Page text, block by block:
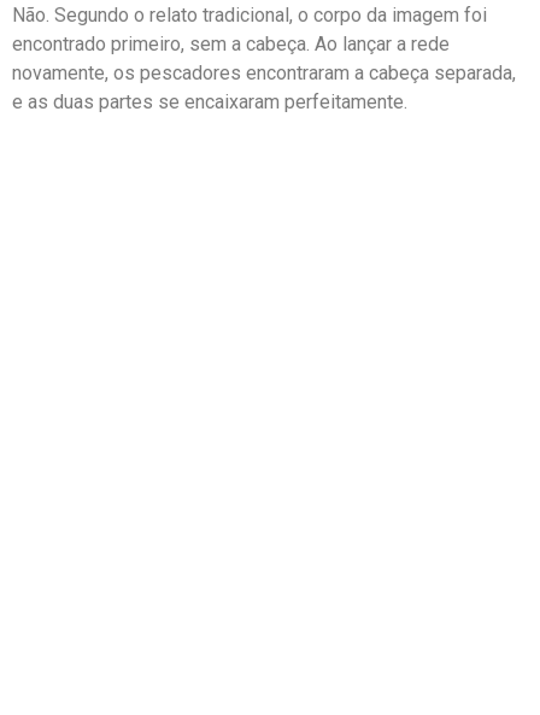
Não. Segundo o relato tradicional, o corpo da imagem foi
encontrado primeiro, sem a cabeça. Ao lançar a rede
novamente, os pescadores encontraram a cabeça separada,
e as duas partes se encaixaram perfeitamente.